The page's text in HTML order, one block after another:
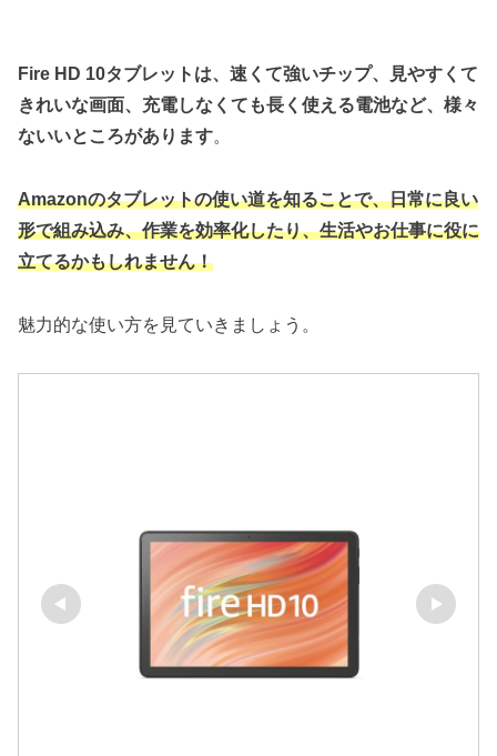
Fire HD 10タブレットは、速くて強いチップ、見やすくて
きれいな画面、充電しなくても長く使える電池など、様々
ないいところがあります。
Amazonのタブレットの使い道を知ることで、日常に良い
形で組み込み、作業を効率化したり、生活やお仕事に役に
立てるかもしれません！
魅力的な使い方を見ていきましょう。